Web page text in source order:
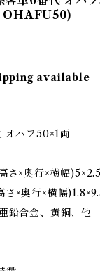
available
オハフ50×1両
さ×奥行×横幅
さ×奥行×横幅
鉛合金、黄銅、他